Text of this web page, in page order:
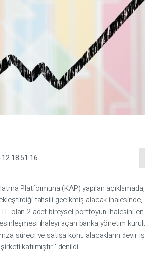
18:51:16
Platformuna (KAP) yapılan
tahsili gecikmiş alacak
olan 2 adet bireysel portföyün ihalesini
ihaleyi açan banka yönetim
süreci ve satışa konu alacakların devir
katılmıştır.'' denildi.